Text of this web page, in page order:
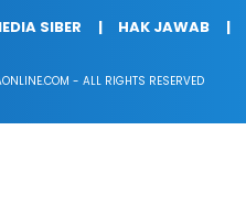
SIBER HAK JAWAB
- ALL RIGHTS RESERVED